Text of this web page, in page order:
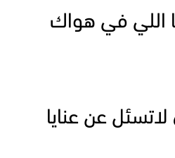
اللي في هواك
عن عنايا